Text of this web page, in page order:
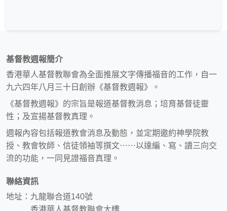
基督教週報簡介
香港華人基督教聯會為全面推展文字傳播福音的工作，自一
九六四年八月三十日創辦《基督教週報》。
《基督教週報》的宗旨是報道基督教消息；培育基督徒靈
性；及宣揚基督教真理。
週報內容包括報道教會消息及動態，並定期邀約神學院教
授、教會牧師、信徒領袖等撰文⋯⋯以達編、寫、讀三向交
流的功能，一同見證福音真理。
聯絡資訊
地址：九龍聯合道140號
香港華人基督教聯會大樓